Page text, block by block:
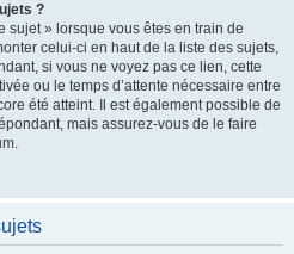
?
sujet » lorsque vous êtes en train de
celui-ci en haut de la liste des sujets,
si vous ne voyez pas ce lien, cette
ou le temps d’attente nécessaire entre
été atteint. Il est également possible de
mais assurez-vous de le faire